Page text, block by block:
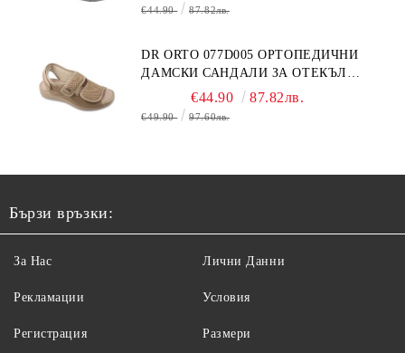
€44.90 87.82лв.
DR ORTO 077D005 ОРТОПЕДИЧНИ
ДАМСКИ САНДАЛИ ЗА ОТЕКЪЛ
КРАК, БЕЖОВИ
€44.90 87.82лв.
€49.90 97.60лв.
Бързи връзки:
За Нас
Рекламации
Регистрация
Лични Данни
Условия
Размери